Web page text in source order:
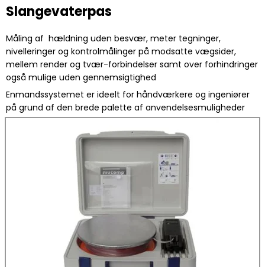
Slangevaterpas
Måling af hældning uden besvær, meter tegninger,
nivelleringer og kontrolmålinger på modsatte vægsider,
mellem render og tvær-forbindelser samt over forhindringer
også mulige uden gennemsigtighed
Enmandssystemet er ideelt for håndværkere og ingeniører
på grund af den brede palette af anvendelsesmuligheder